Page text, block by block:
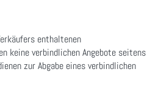
enthaltenen
keine verbindlichen Angebote seitens
zur Abgabe eines verbindlichen